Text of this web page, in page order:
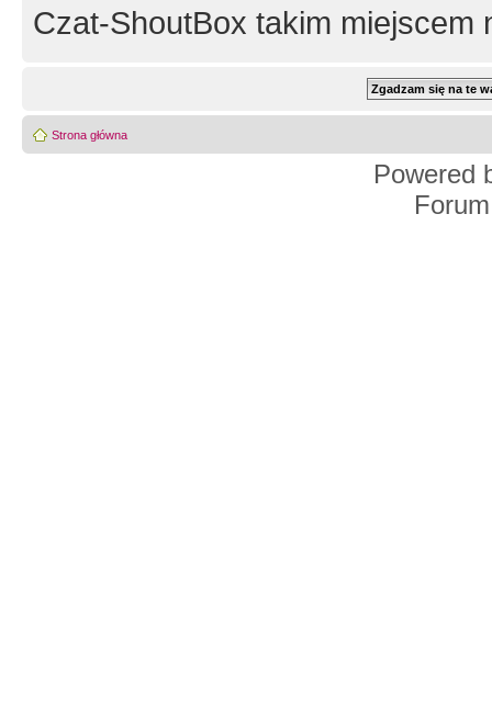
Czat-ShoutBox takim miejscem
Strona główna
Powered